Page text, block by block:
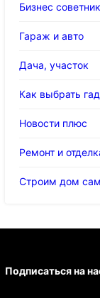
Бизнес советник
Гараж и авто
Дача, участок
Как выбрать
Новости плюс
Ремонт и
Строим дом
Подписаться на